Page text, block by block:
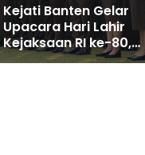
Kejati Banten Gelar
Upacara Hari Lahir
Kejaksaan RI ke-80,
Kajati Tekankan